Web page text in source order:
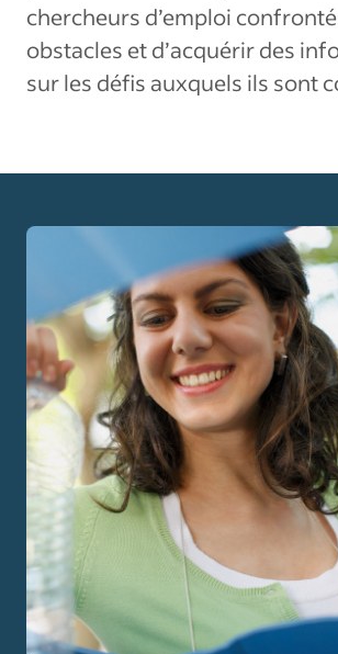
chercheurs d’emploi
obstacles et d’acquérir des
sur les défis auxquels ils sont